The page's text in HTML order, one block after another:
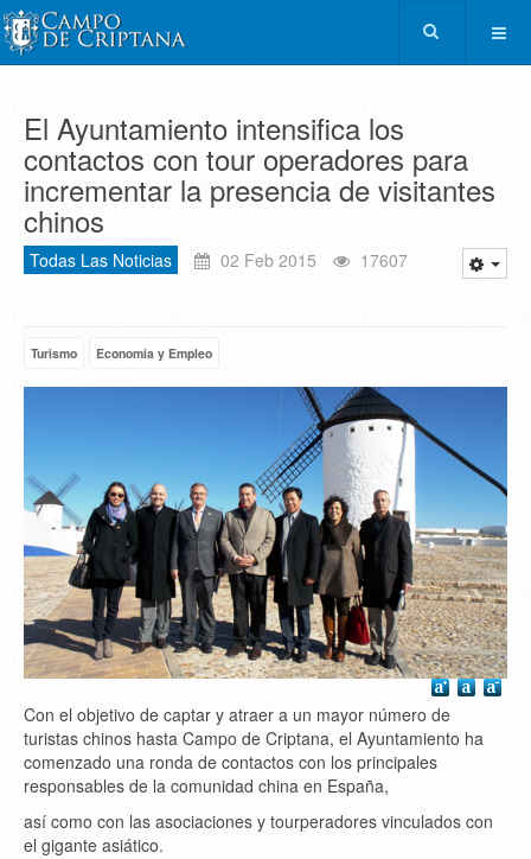
El Ayuntamiento intensifica los
contactos con tour operadores para
incrementar la presencia de visitantes
chinos
Todas Las Noticias 02 Feb 2015 17607
Turismo Economía y Empleo
Con el objetivo de captar y atraer a un mayor número de
turistas chinos hasta Campo de Criptana, el Ayuntamiento ha
comenzado una ronda de contactos con los principales
responsables de la comunidad china en España,
así como con las asociaciones y tourperadores vinculados con
el gigante asiático.